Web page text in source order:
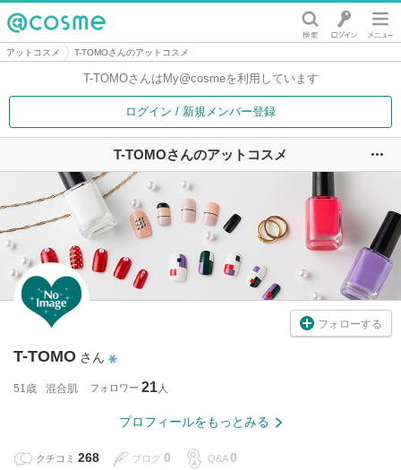
@cosme
アットコスメ T-TOMOさんのアットコスメ
T-TOMOさんは My@cosmeを利用しています
ログイン / 新規メンバー登録
T-TOMOさんのアットコスメ
フォローする
T-TOMO さん
51歳 混合肌 フォロワー 21
プロフィールをもっとみる
クチコミ 268 ブログ 0 Q&A 0